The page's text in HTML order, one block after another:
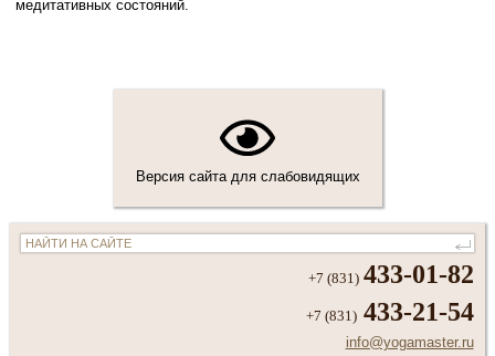
медитативных состояний.
Версия сайта для слабовидящих
+7 (831) 433-01-82
+7 (831) 433-21-54
info@yogamaster.ru